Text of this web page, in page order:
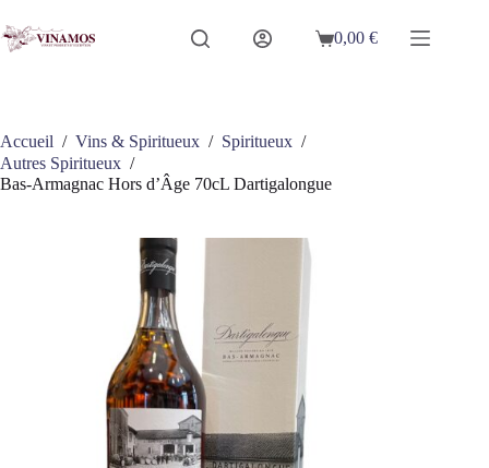
au
contenu
Panier
0,00€
Accueil / Vins & Spiritueux / Spiritueux /
Autres Spiritueux /
Bas-Armagnac Hors d’Âge 70cL Dartigalongue